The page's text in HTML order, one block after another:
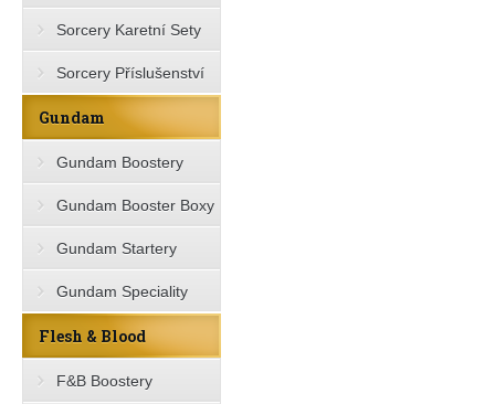
Sorcery Karetní Sety
Sorcery Příslušenství
Gundam
Gundam Boostery
Gundam Booster Boxy
Gundam Startery
Gundam Speciality
Flesh & Blood
F&B Boostery